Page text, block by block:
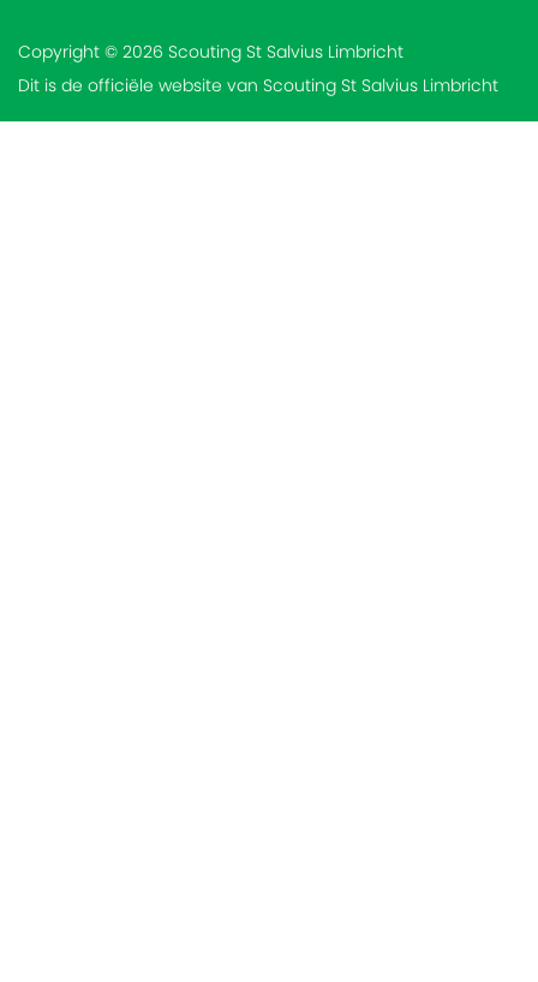
Copyright © 2026 Scouting St Salvius Limbricht
Dit is de officiële website van Scouting St Salvius Limbricht